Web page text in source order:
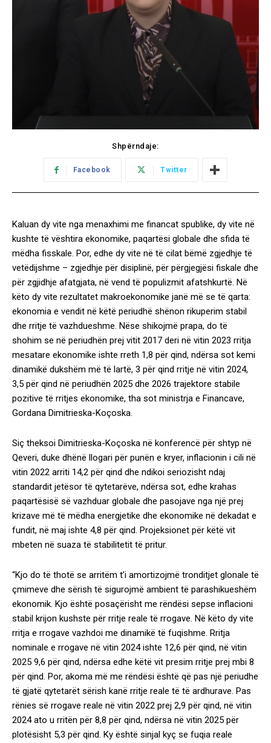
Shpërndaje:
Facebook Twitter
Kaluan dy vite nga menaxhimi me financat spublike, dy vite në
kushte të vështira ekonomike, paqartësi globale dhe sfida të
mëdha fisskale. Por, edhe dy vite në të cilat bëmë zgjedhje të
vetëdijshme – zgjedhje për disiplinë, për përgjegjësi fiskale dhe
për zgjidhje afatgjata, në vend të populizmit afatshkurtë. Në
këto dy vite rezultatet makroekonomike janë më se të qarta:
ekonomia e vendit në këtë periudhë shënon rikuperim stabil
dhe rritje të vazhdueshme. Nëse shikojmë prapa, do të
shohim se në periudhën prej vitit 2017 deri në vitin 2023 rritja
mesatare ekonomike ishte rreth 1,8 për qind, ndërsa sot kemi
dinamikë dukshëm më të lartë, 3 për qind rritje në vitin 2024,
3,5 për qind në periudhën 2025 dhe 2026 trajektore stabile
pozitive të rritjes ekonomike, tha sot ministrja e Financave,
Gordana Dimitrieska-Koçoska.
Siç theksoi Dimitrieska-Koçoska në konferencë për shtyp në
Qeveri, duke dhënë llogari për punën e kryer, inflacionin i cili në
vitin 2022 arriti 14,2 për qind dhe ndikoi seriozisht ndaj
standardit jetësor të qytetarëve, ndërsa sot, edhe krahas
paqartësisë së vazhduar globale dhe pasojave nga një prej
krizave më të mëdha energjetike dhe ekonomike në dekadat e
fundit, në maj ishte 4,8 për qind. Projeksionet për këtë vit
mbeten në suaza të stabilitetit të pritur.
“Kjo do të thotë se arritëm t’i amortizojmë tronditjet glonale të
çmimeve dhe sërish të sigurojmë ambient të parashikueshëm
ekonomik. Kjo është posaçërisht me rëndësi sepse inflacioni
stabil krijon kushste për rritje reale të rrogave. Në këto dy vite
rritja e rrogave vazhdoi me dinamikë të fuqishme. Rritja
nominale e rrogave në vitin 2024 ishte 12,6 për qind, në vitin
2025 9,6 për qind, ndërsa edhe këtë vit presim rritje prej mbi 8
për qind. Por, akoma më me rëndësi është që pas një periudhe
të gjatë qytetarët sërish kanë rritje reale të të ardhurave. Pas
rënies së rrogave reale në vitin 2022 prej 2,9 për qind, në vitin
2024 ato u rritën për 8,8 për qind, ndërsa në vitin 2025 për
plotësisht 5,3 për qind. Ky është sinjal kyç se fuqia reale